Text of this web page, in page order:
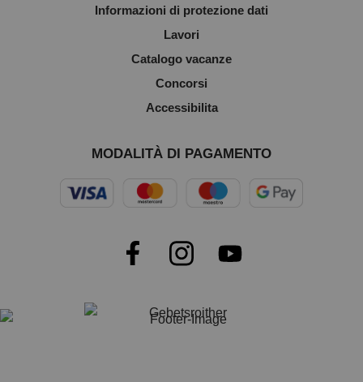
Informazioni di protezione dati
Lavori
Catalogo vacanze
Concorsi
Accessibilita
MODALITÀ DI PAGAMENTO